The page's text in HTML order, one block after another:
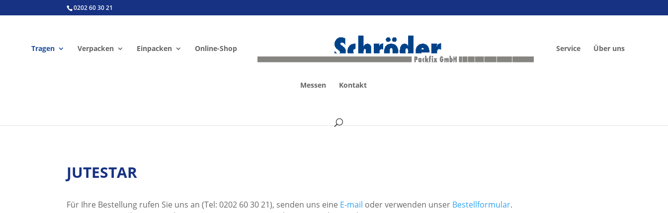
0202 60 30 21
Tragen Verpacken Einpacken Online-Shop Service Über uns
Messen Kontakt
JUTESTAR
Für Ihre Bestellung rufen Sie uns an (Tel: 0202 60 30 21), senden uns eine E-mail oder verwenden unser Bestellformular.